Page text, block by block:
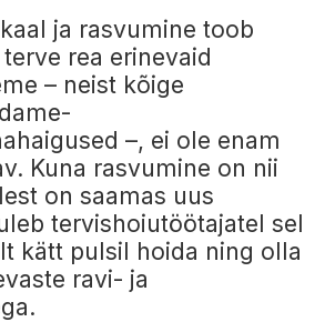
ja rasvumine toob
rea erinevaid
– neist kõige
–, ei ole enam
Kuna rasvumine on nii
on saamas uus
tervishoiutöötajatel sel
kätt pulsil hoida ning olla
ravi- ja